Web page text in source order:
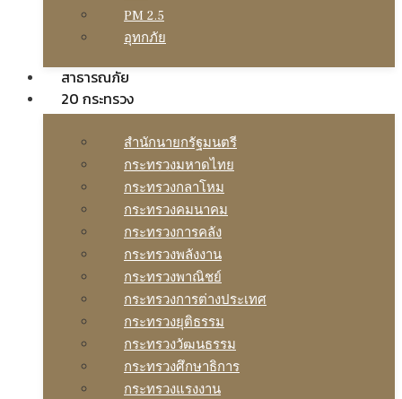
PM 2.5
อุทกภัย
สาธารณภัย
20 กระทรวง
สํานักนายกรัฐมนตรี
กระทรวงมหาดไทย
กระทรวงกลาโหม
กระทรวงคมนาคม
กระทรวงการคลัง
กระทรวงพลังงาน
กระทรวงพาณิชย์
กระทรวงการต่างประเทศ
กระทรวงยุติธรรม
กระทรวงวัฒนธรรม
กระทรวงศึกษาธิการ
กระทรวงแรงงาน